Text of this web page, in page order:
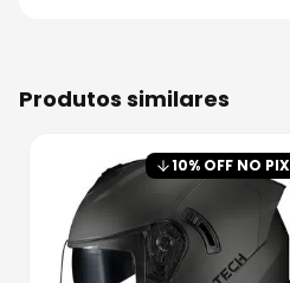
produtos similares
10% OFF NO PIX